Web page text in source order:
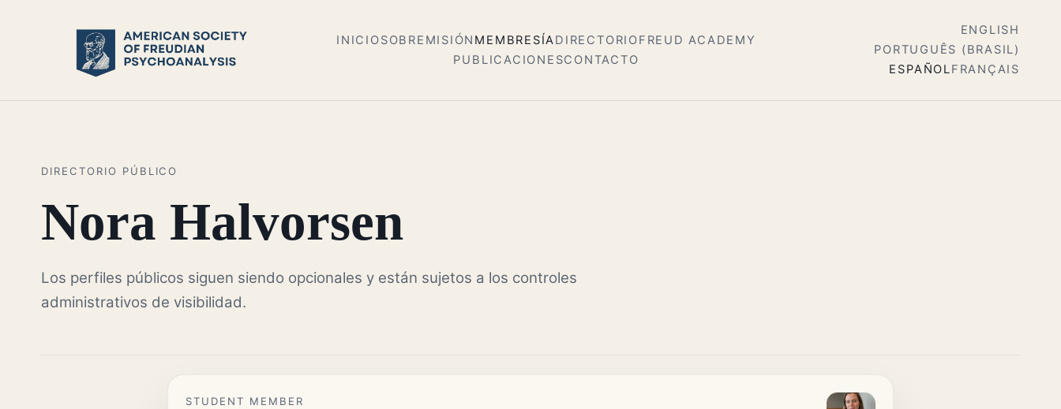
INICIOSOBRE MISIÓN MEMBRESÍADIRECTORIOFREUD ACADEMY
PUBLICACIONESCONTACTO
ENGLISH
PORTUGUÊS (BRASIL)
ESPAÑOLFRANÇAIS
DIRECTORIO PÚBLICO
Nora Halvorsen
Los perfiles públicos siguen siendo opcionales y están sujetos a los controles
administrativos de visibilidad.
STUDENT MEMBER